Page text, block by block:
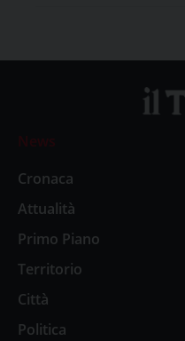
News
Cronaca
Attualità
Primo Piano
Territorio
Città
Politica